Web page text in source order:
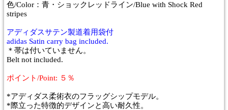
色/Color：青・ショックレッドライン/Blue with Shock Red
stripes
アディダスサテン製道着用袋付
adidas Satin carry bag included.
＊帯は付いていません。
Belt not included.
ポイント/Point: ５％
*アディダス柔術衣のフラッグシップモデル。
*際立った特徴的デザインと高い耐久性。